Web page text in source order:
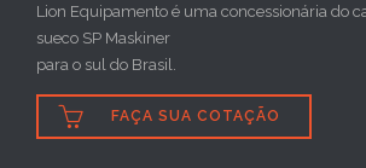
Lion Equipamento é uma concessionária do
sueco SP Maskiner
para o sul do Brasil.
 FAÇA SUA COTAÇÃO